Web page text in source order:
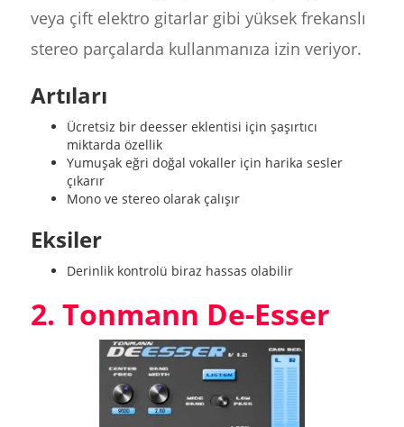
veya çift elektro gitarlar gibi yüksek frekanslı
stereo parçalarda kullanmanıza izin veriyor.
Artıları
Ücretsiz bir deesser eklentisi için şaşırtıcı
miktarda özellik
Yumuşak eğri doğal vokaller için harika sesler
çıkarır
Mono ve stereo olarak çalışır
Eksiler
Derinlik kontrolü biraz hassas olabilir
2. Tonmann De-Esser